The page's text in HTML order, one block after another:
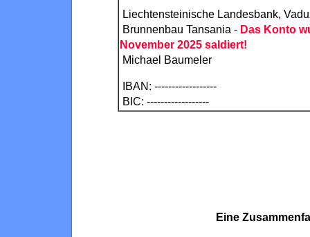
Liechtensteinische Landesbank,
Brunnenbau Tansania - Das Konto
November 2025 saldiert!
Michael Baumeler
IBAN: ------------------
BIC: ------------------
Eine